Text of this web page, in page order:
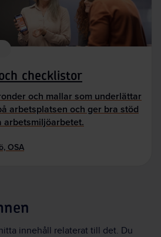
checklistor
och mallar som underlättar
arbetsplatsen och ger bra stöd
arbetsmiljöarbetet.
OSA
innehåll relaterat till det. Du